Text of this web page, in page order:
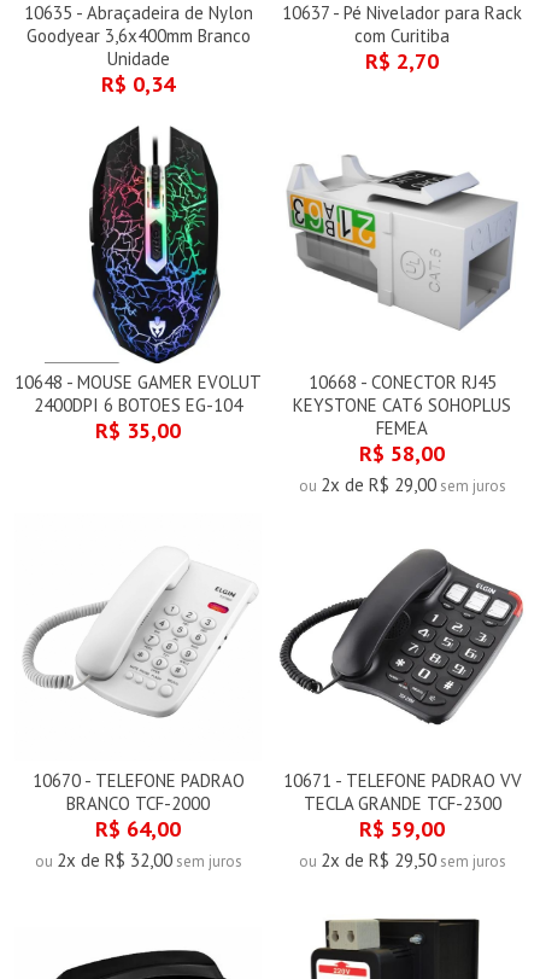
10635 - Abraçadeira de Nylon
Goodyear 3,6x400mm Branco
Unidade
R$ 0,34
10637 - Pé Nivelador para Rack
com Curitiba
R$ 2,70
10648 - MOUSE GAMER EVOLUT
2400DPI 6 BOTOES EG-104
R$ 35,00
10668 - CONECTOR RJ45
KEYSTONE CAT6 SOHOPLUS
FEMEA
R$ 58,00
ou 2x de R$ 29,00sem juros
10670 - TELEFONE PADRAO
BRANCO TCF-2000
R$ 64,00
ou 2x de R$ 32,00sem juros
10671 - TELEFONE PADRAO VV
TECLA GRANDE TCF-2300
R$ 59,00
ou 2x de R$ 29,50sem juros